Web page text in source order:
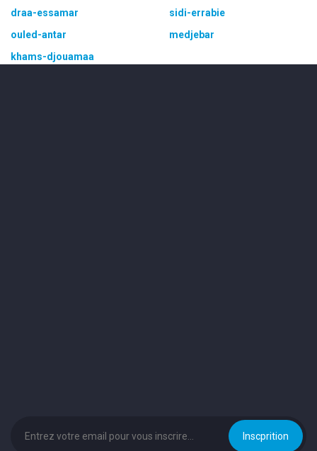
draa-essamar
sidi-errabie
ouled-antar
medjebar
khams-djouamaa